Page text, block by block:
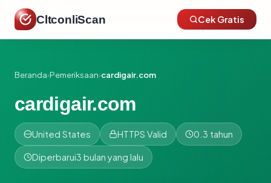
CltconliScan Cek Gratis
Beranda›Pemeriksaan›cardigair.com
cardigair.com
United States HTTPS Valid 0.3 tahun
Diperbarui3 bulan yang lalu